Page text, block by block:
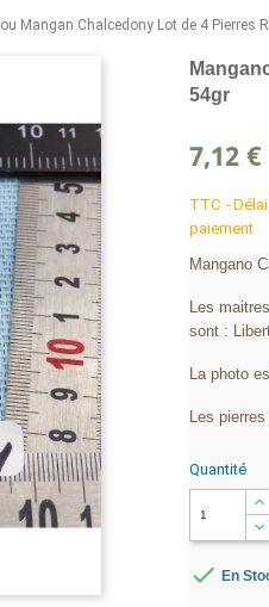
Mangan Chalcedony Lot de 4 Pierres
54gr
7,12 €
TTC
paiement
Mangano
Les
sont :
La photo
Les
Quantité
 En